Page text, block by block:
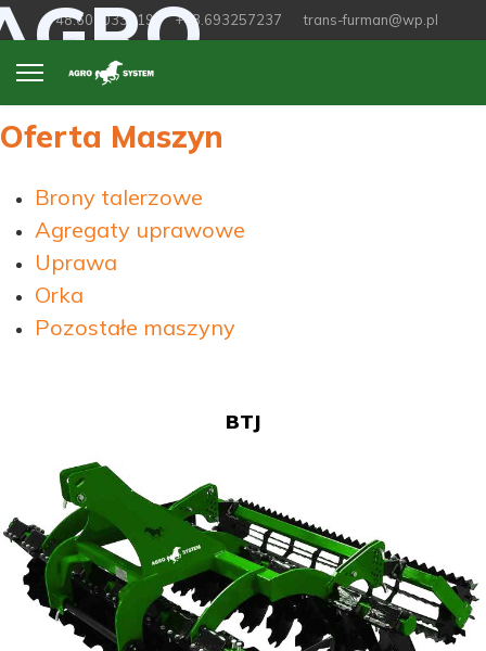
+48.603033919 +48.693257237 trans-furman@wp.pl
Oferta Maszyn
Brony talerzowe
Agregaty uprawowe
Uprawa
Orka
Pozostałe maszyny
BTJ